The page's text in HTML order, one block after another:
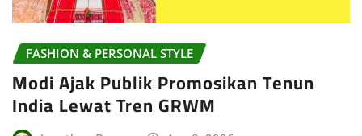
FASHION & PERSONAL STYLE
Modi Ajak Publik Promosikan Tenun
India Lewat Tren GRWM